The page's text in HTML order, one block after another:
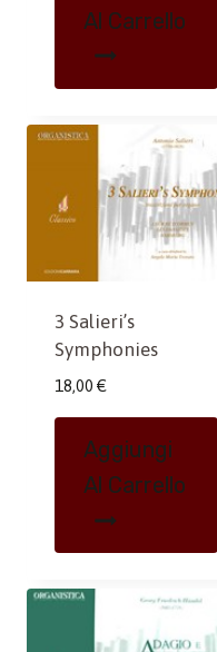
Al Carrello
3 Salieri’s
Symphonies
18,00 €
Aggiungi
Al Carrello